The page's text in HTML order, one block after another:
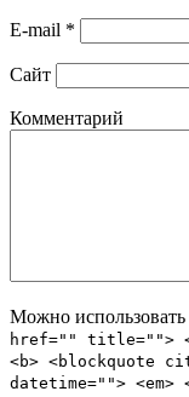
E-mail *
Сайт
Комментарий
Можно
href="" title="">
<b> <blockquote
datetime="">